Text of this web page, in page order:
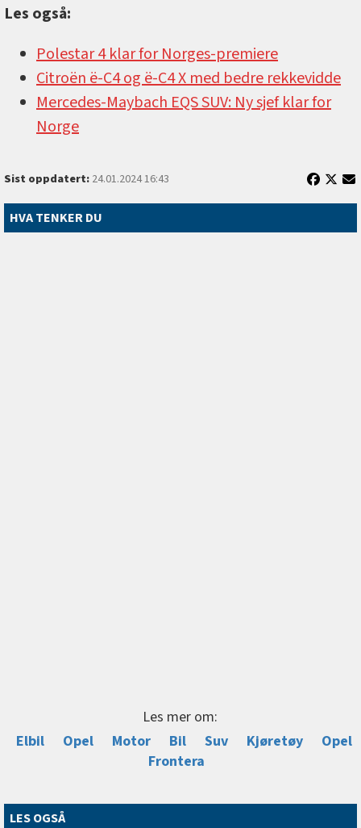
Les også:
Polestar 4 klar for Norges-premiere
Citroën ë-C4 og ë-C4 X med bedre rekkevidde
Mercedes-Maybach EQS SUV: Ny sjef klar for
Norge
Sist oppdatert:24.01.2024 16:43
HVA TENKER DU
Les mer om:
Elbil
Opel Motor Bil Suv Kjøretøy
Opel
Frontera
LES OGSÅ